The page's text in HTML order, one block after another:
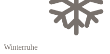
Winterruhe